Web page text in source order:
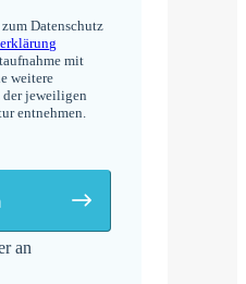
an
Datenschutz
mit
weitere
der jeweiligen
entnehmen.